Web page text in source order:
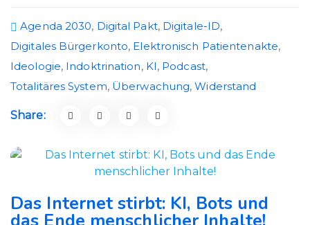
Agenda 2030, Digital Pakt, Digitale-ID,
Digitales Bürgerkonto, Elektronisch Patientenakte,
Ideologie, Indoktrination, KI, Podcast,
Totalitäres System, Überwachung,Widerstand
Share:
Das Internet stirbt: KI, Bots und